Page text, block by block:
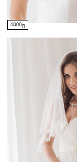
4800